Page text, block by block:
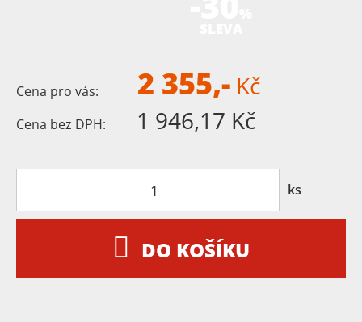
Cena pro vás: 2 355,- Kč
Cena bez DPH: 1 946,17 Kč
ks
DO KOŠÍKU